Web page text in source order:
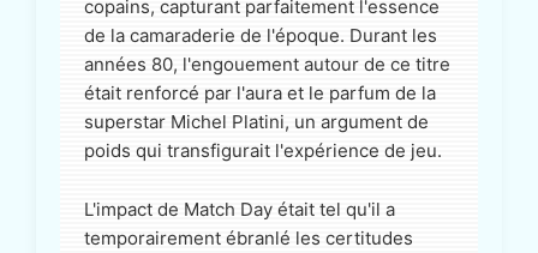
copains, capturant parfaitement l'essence
de la camaraderie de l'époque. Durant les
années 80, l'engouement autour de ce titre
était renforcé par l'aura et le parfum de la
superstar Michel Platini, un argument de
poids qui transfigurait l'expérience de jeu.
L'impact de Match Day était tel qu'il a
temporairement ébranlé les certitudes